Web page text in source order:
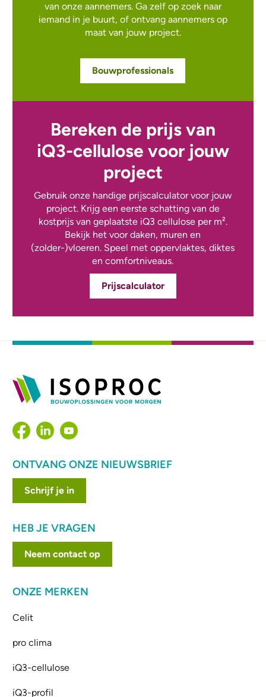
van onze aannemers. Ga zelf op zoek naar
iemand in je buurt, of ontvang aannemers op
maat van jouw project.
Bouwprofessionals
Bereken de prijs van
iQ3-cellulose voor jouw
project
Gebruik onze handige prijscalculator voor jouw
project. Krijg een eerste schatting van de
kostprijs van geplaatste iQ3 cellulose per m².
Bekijk het voor daken, muren en
(zolder-)vloeren. Speel met oppervlaktes, diktes
en comfortniveaus.
Prijscalculator
ONTVANG ONZE NIEUWSBRIEF
Schrijf je in
HEB JE VRAGEN
Neem contact op
ONZE MERKEN
Celit
pro clima
iQ3-cellulose
iQ3-profil